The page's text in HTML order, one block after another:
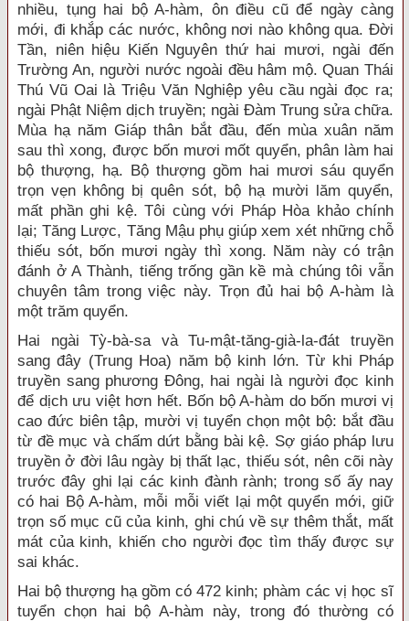
nhiều, tụng hai bộ A-hàm, ôn điều cũ để ngày càng
mới, đi khắp các nước, không nơi nào không qua. Đời
Tần, niên hiệu Kiến Nguyên thứ hai mươi, ngài đến
Trường An, người nước ngoài đều hâm mộ. Quan Thái
Thú Vũ Oai là Triệu Văn Nghiệp yêu cầu ngài đọc ra;
ngài Phật Niệm dịch truyền; ngài Đàm Trung sửa chữa.
Mùa hạ năm Giáp thân bắt đầu, đến mùa xuân năm
sau thì xong, được bốn mươi mốt quyển, phân làm hai
bộ thượng, hạ. Bộ thượng gồm hai mươi sáu quyển
trọn vẹn không bị quên sót, bộ hạ mười lăm quyển,
mất phần ghi kệ. Tôi cùng với Pháp Hòa khảo chính
lại; Tăng Lược, Tăng Mậu phụ giúp xem xét những chỗ
thiếu sót, bốn mươi ngày thì xong. Năm này có trận
đánh ở A Thành, tiếng trống gần kề mà chúng tôi vẫn
chuyên tâm trong việc này. Trọn đủ hai bộ A-hàm là
một trăm quyển.
Hai ngài Tỳ-bà-sa và Tu-mật-tăng-già-la-đát truyền
sang đây (Trung Hoa) năm bộ kinh lớn. Từ khi Pháp
truyền sang phương Đông, hai ngài là người đọc kinh
để dịch ưu việt hơn hết. Bốn bộ A-hàm do bốn mươi vị
cao đức biên tập, mười vị tuyển chọn một bộ: bắt đầu
từ đề mục và chấm dứt bằng bài kệ. Sợ giáo pháp lưu
truyền ở đời lâu ngày bị thất lạc, thiếu sót, nên cõi này
trước đây ghi lại các kinh đành rành; trong số ấy nay
có hai Bộ A-hàm, mỗi mỗi viết lại một quyển mới, giữ
trọn số mục cũ của kinh, ghi chú về sự thêm thắt, mất
mát của kinh, khiến cho người đọc tìm thấy được sự
sai khác.
Hai bộ thượng hạ gồm có 472 kinh; phàm các vị học sĩ
tuyển chọn hai bộ A-hàm này, trong đó thường có